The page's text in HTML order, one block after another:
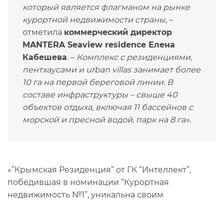
который является флагманом на рынке
курортной недвижимости страны, –
отметила коммерческий директор
MANTERA Seaview residence Елена
Кабешева. – Комплекс с резиденциями,
пентхаусами и urban villas занимает более
10 га на первой береговой линии. В
составе инфраструктуры – свыше 40
объектов отдыха, включая 11 бассейнов с
морской и пресной водой, парк на 8 га».
«”Крымская Резиденция” от ГК “Интеллект”,
победившая в номинации “Курортная
недвижимость №1”, уникальна своим